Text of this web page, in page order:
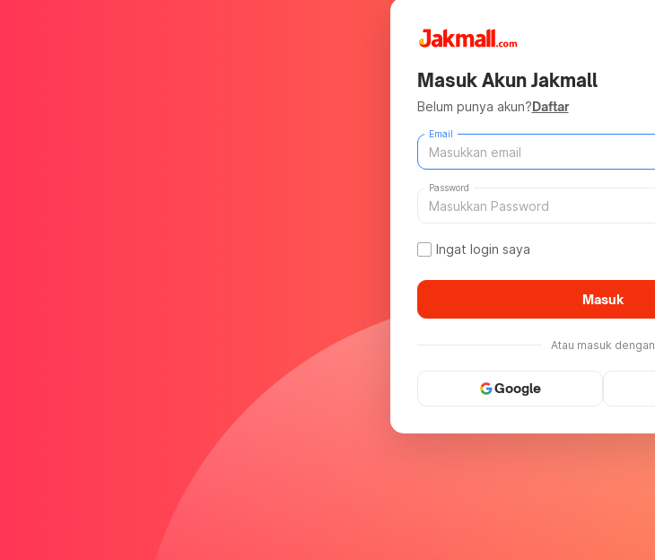
Masuk Akun Jakmall
Belum punya akun?Daftar
Email
Password
Ingat login saya
Masuk
Atau masuk dengan
Google